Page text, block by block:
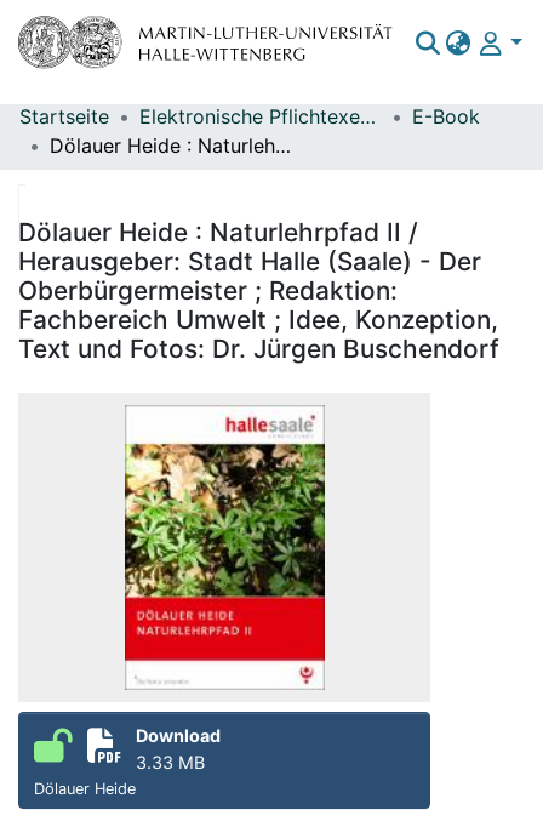
Bereiche & Sammlungen
Statistiken
Startseite Elektronische Pflichtexemplare
E-Book
Dölauer Heide : Naturlehrpfad II / Herausgeber: Stadt Halle (Saale) - Der Oberbürgermeister ; Redaktion: Fachbereich Umwelt ; Idee, Konzeption, Text und Fotos: Dr. Jürgen Buschendorf
Dölauer Heide : Naturlehrpfad II /
Herausgeber: Stadt Halle (Saale) - Der
Oberbürgermeister ; Redaktion:
Fachbereich Umwelt ; Idee, Konzeption,
Text und Fotos: Dr. Jürgen Buschendorf
Download
3.33 MB
Dölauer Heide